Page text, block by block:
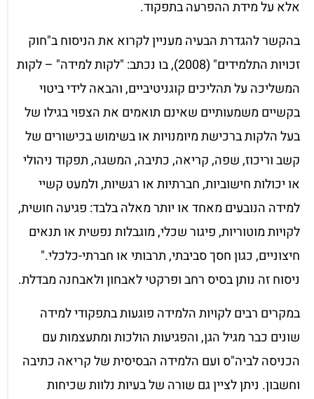
אלא על מידת ההפרעה בתפקוד.
בהקשר להגדרת הבעיה מעניין לקרוא את הניסוח ב"חוק
זכויות התלמידים" (2008), בו נכתב: "לקות למידה" – לקות
המשליכה על תהליכים קוגניטיביים, והבאה לידי ביטוי
בקשיים משמעותיים שאינם תואמים את הצפוי בגילו של
בעל הלקות ברכישת מיומנויות או בשימוש בכישורים של
קשב וריכוז, שפה, קריאה, כתיבה, המשגה, תפקוד ניהולי
או יכולות חישוביות, חברתיות או רגשיות, ולמעט קשיי
למידה הנובעים מאחד או יותר מאלה בלבד: פגיעה חושית,
לקויות מוטוריות, פיגור שכלי, מוגבלות נפשית או תנאים
חיצוניים, כגון חסך סביבתי, תרבותי או חברתי-כלכלי."
ניסוח זה נותן בסיס רחב ופרקטי לאבחון ולאבחנה מבדלת.
במקרים רבים לקויות הלמידה פוגעות בתפקודי למידה
שונים כבר מגיל הגן, והפגיעות הולכות ומתעצמות עם
הכניסה לביה"ס ועם הלמידה הבסיסית של קריאה כתיבה
וחשבון. ניתן לציין גם שורה של בעיות נלוות שכיחות